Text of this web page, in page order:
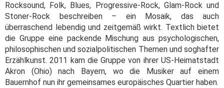
Rocksound, Folk, Blues, Progressive-Rock, Glam-Rock und
Stoner-Rock beschreiben – ein Mosaik, das auch
überraschend lebendig und zeitgemäß wirkt. Textlich bietet
die Gruppe eine packende Mischung aus psychologischen,
philosophischen und sozialpolitischen Themen und soghafter
Erzählkunst. 2011 kam die Gruppe von ihrer US-Heimatstadt
Akron (Ohio) nach Bayern, wo die Musiker auf einem
Bauernhof nun ihr gemeinsames europäisches Quartier haben.